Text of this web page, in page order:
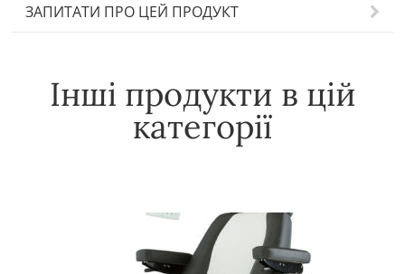
ЗАПИТАТИ ПРО ЦЕЙ ПРОДУКТ
Інші продукти в цій
категорії